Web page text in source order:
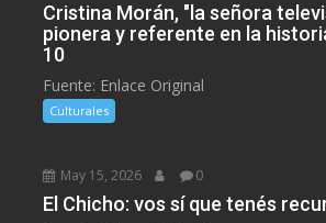
Cristina Morán, "la señora
pionera y referente en la
10
Fuente: Enlace Original
Culturales
May 15, 2026 0
El Chicho: vos sí que tenés